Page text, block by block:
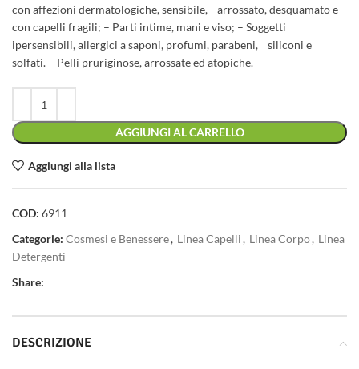
con affezioni dermatologiche, sensibile, arrossato, desquamato e
con capelli fragili; – Parti intime, mani e viso; – Soggetti
ipersensibili, allergici a saponi, profumi, parabeni, siliconi e
solfati. – Pelli pruriginose, arrossate ed atopiche.
AGGIUNGI AL CARRELLO
Aggiungi alla lista
COD: 6911
Categorie: Cosmesi e Benessere, Linea Capelli, Linea Corpo, Linea
Detergenti
Share:
DESCRIZIONE